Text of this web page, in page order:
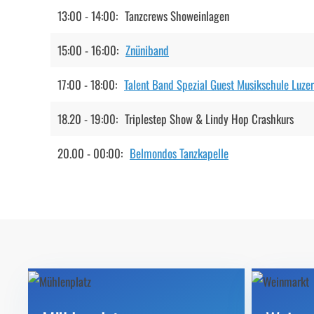
13:00 - 14:00: Tanzcrews Showeinlagen
15:00 - 16:00: Znüniband
17:00 - 18:00: Talent Band Spezial Guest Musikschule
18.20 - 19:00: Triplestep Show & Lindy Hop Crashkurs
20.00 - 00:00: Belmondos Tanzkapelle